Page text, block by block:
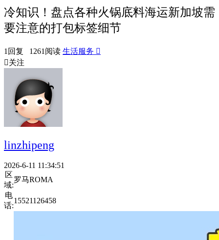
冷知识！盘点各种火锅底料海运新加坡需
要注意的打包标签细节
1回复 1261阅读 生活服务 
关注
linzhipeng
2026-6-11 11:34:51
区
域:
罗马ROMA
电
话:
15521126458